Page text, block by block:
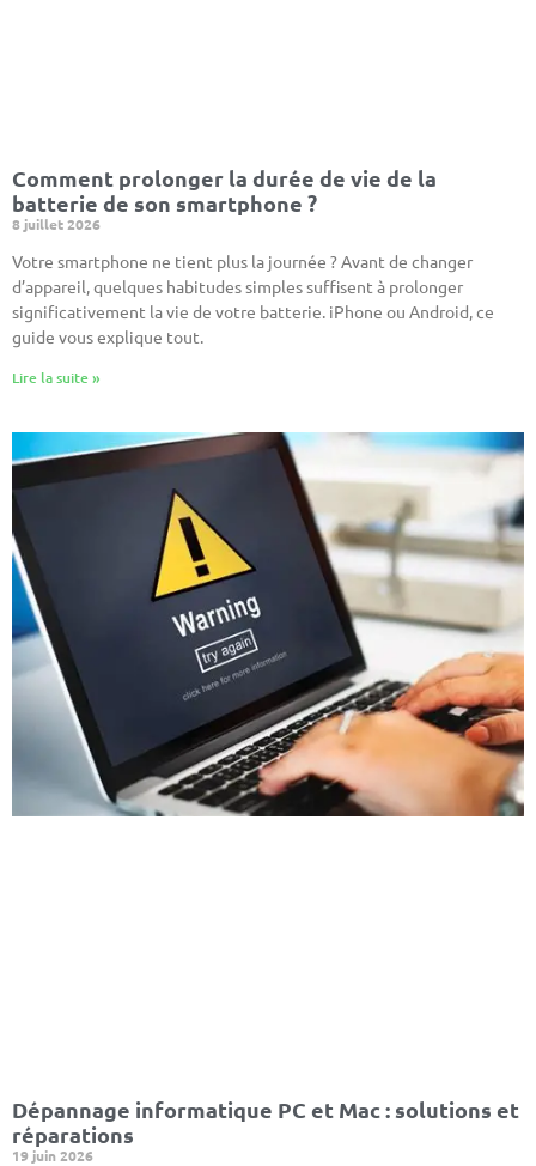
Comment prolonger la durée de vie de la
batterie de son smartphone ?
8 juillet 2026
Votre smartphone ne tient plus la journée ? Avant de changer
d’appareil, quelques habitudes simples suffisent à prolonger
significativement la vie de votre batterie. iPhone ou Android, ce
guide vous explique tout.
Lire la suite »
Dépannage informatique PC et Mac : solutions et
réparations
19 juin 2026